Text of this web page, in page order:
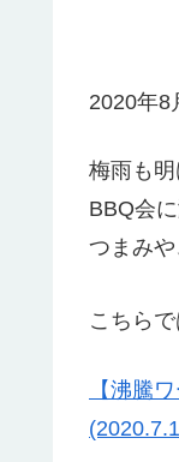
2020年8
梅雨も
BBQ会
つまみ
こちらで
【沸騰